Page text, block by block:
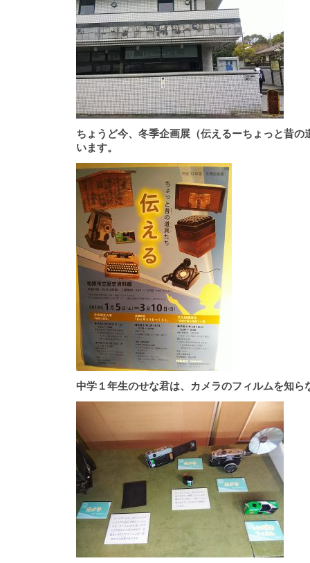
ちょうど今、冬季企画展（伝えるーちょっと昔の
います。
中学１年生のせな君は、カメラのフィルムを知ら